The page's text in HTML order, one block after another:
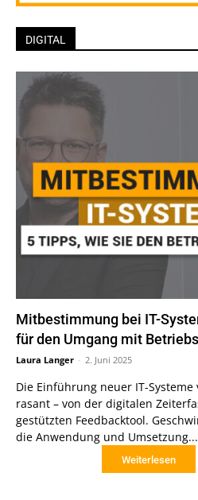
DIGITAL
Mitbestimmung bei IT-
für den Umgang mit
Laura Langer - 2. Juni 2025
Die Einführung neuer IT-
rasant – von der digitalen
gestützten Feedbacktool.
die Anwendung und Umsetzung...
Weiterlesen